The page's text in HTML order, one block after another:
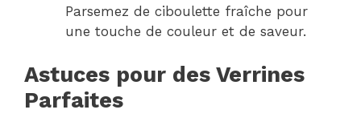
Parsemez de ciboulette fraîche pour
une touche de couleur et de saveur.
Astuces pour des Verrines
Parfaites